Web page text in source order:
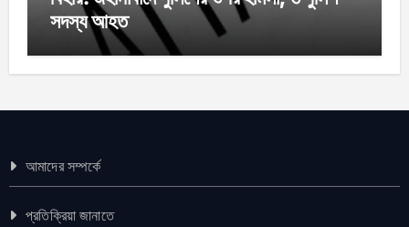
সদস্য আহত
আমাদের সম্পর্কে
প্রতিক্রিয়া জানাতে